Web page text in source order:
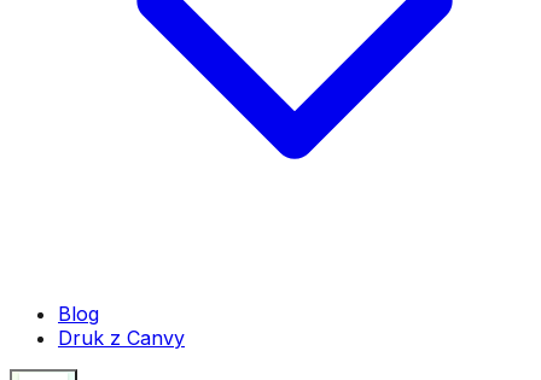
Blog
Druk z Canvy